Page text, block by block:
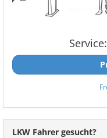
LKW Fahrer gesucht?